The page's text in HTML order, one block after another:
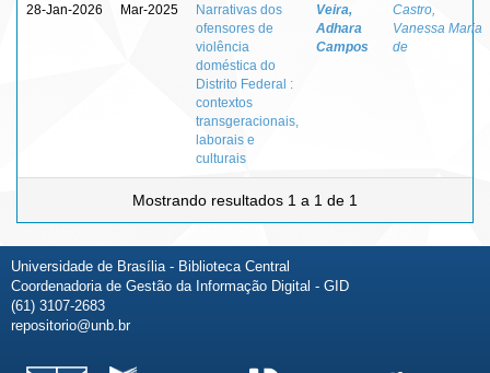
28-Jan-2026 Mar-2025
Narrativas dos
ofensores de
violência
doméstica do
Distrito Federal :
contextos
transgeracionais,
laborais e
culturais
Veira,
Adhara
Campos
Castro,
Vanessa Maria
de
Mostrando resultados 1 a 1 de 1
Universidade de Brasília - Biblioteca Central
Coordenadoria de Gestão da Informação Digital - GID
(61) 3107-2683
repositorio@unb.br